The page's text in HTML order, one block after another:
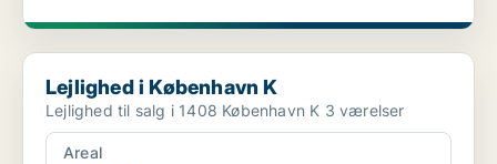
Lejlighed i København K
Lejlighed i København K
Lejlighed til salg i 1408 København K 3 værelser
Areal